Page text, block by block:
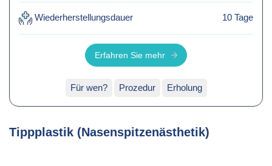
Wiederherstellungsdauer 10 Tage
Erfahren Sie mehr
Für wen? Prozedur Erholung
Tippplastik (Nasenspitzenästhetik)